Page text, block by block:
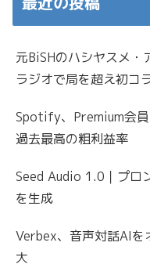
元BiSHのハシヤスメ・
ラジオで局を超え初コ
Spotify、Premium会
過去最高の粗利益率
Seed Audio 1.0｜プロ
を生成
Verbex、音声対話AIを
大